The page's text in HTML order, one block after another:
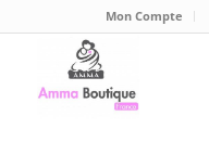
Mon Compte